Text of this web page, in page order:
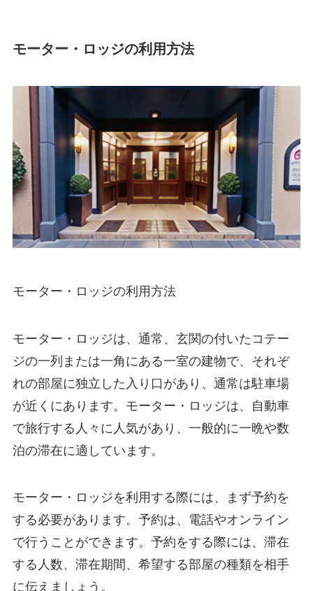
モーター・ロッジの利用方法
モーター・ロッジの利用方法
モーター・ロッジは、通常、玄関の付いたコテー
ジの一列または一角にある一室の建物で、それぞ
れの部屋に独立した入り口があり、通常は駐車場
が近くにあります。モーター・ロッジは、自動車
で旅行する人々に人気があり、一般的に一晩や数
泊の滞在に適しています。
モーター・ロッジを利用する際には、まず予約を
する必要があります。予約は、電話やオンライン
で行うことができます。予約をする際には、滞在
する人数、滞在期間、希望する部屋の種類を相手
に伝えましょう。